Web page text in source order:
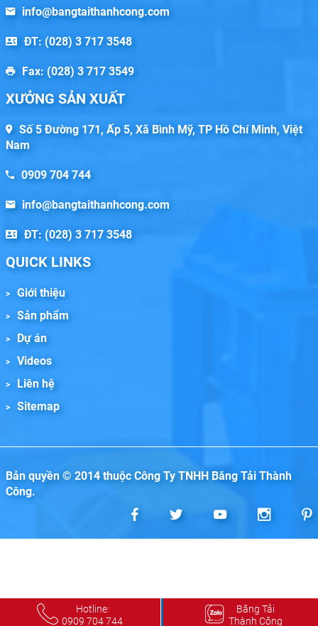
info@bangtaithanhcong.com
ĐT: (028) 3 717 3548
Fax: (028) 3 717 3549
XƯỞNG SẢN XUẤT
Số 5 Đường 171, Ấp 5, Xã Bình Mỹ, TP Hồ Chí Minh, Việt
Nam
0909 704 744
info@bangtaithanhcong.com
ĐT: (028) 3 717 3548
QUICK LINKS
Giới thiệu
Sản phẩm
Dự án
Videos
Liên hệ
Sitemap
Bản quyền © 2014 thuộc Công Ty TNHH Băng Tải Thành
Công.
Hotline:
0909 704 744
Băng Tải
Thành Công